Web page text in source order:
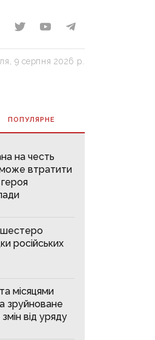
9 серпня 2026 р.
ПОПУЛЯРНE
на честь
втратити
шестеро
російських
місяцями
зруйноване
від уряду